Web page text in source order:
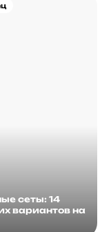
сеты: 14
вариантов на